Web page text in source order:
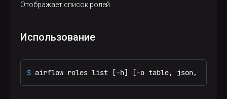
Отображает список ролей.
Использование
$ airflow roles list [-h] [-o table, json,